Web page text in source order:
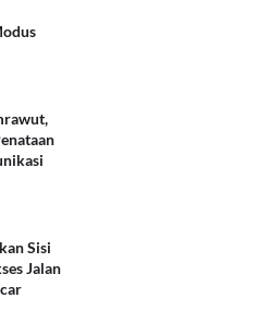
Sisi
Jalan